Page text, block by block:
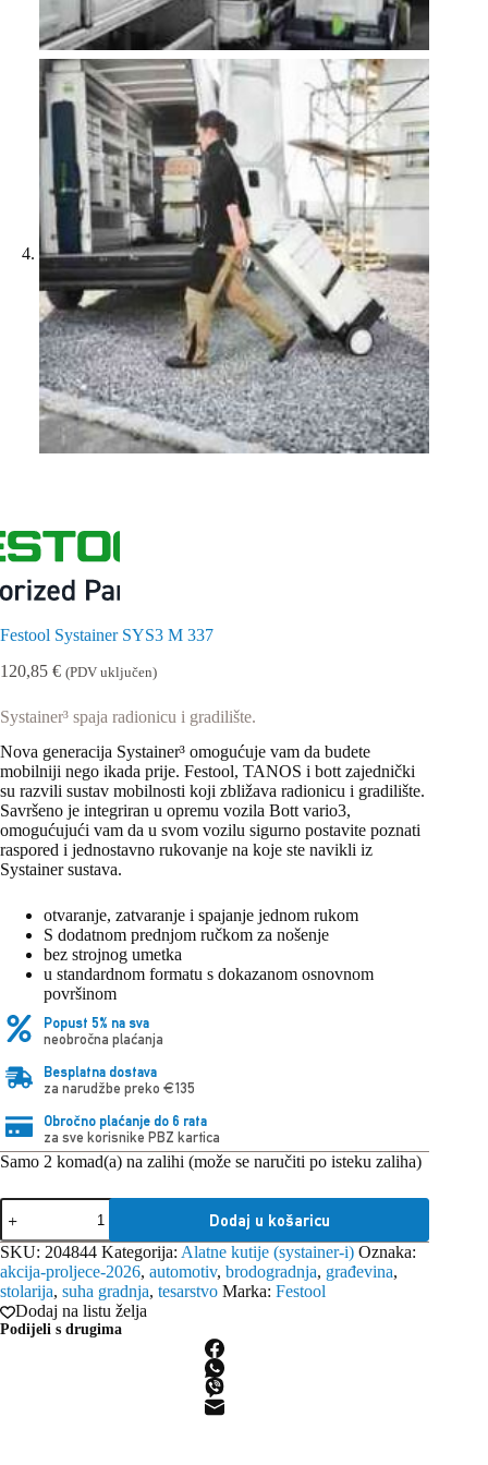
Festool Systainer SYS3 M 337
120,85 € (PDV uključen)
Systainer³ spaja radionicu i gradilište.
Nova generacija Systainer³ omogućuje vam da budete
mobilniji nego ikada prije. Festool, TANOS i bott zajednički
su razvili sustav mobilnosti koji zbližava radionicu i gradilište.
Savršeno je integriran u opremu vozila Bott vario3,
omogućujući vam da u svom vozilu sigurno postavite poznati
raspored i jednostavno rukovanje na koje ste navikli iz
Systainer sustava.
otvaranje, zatvaranje i spajanje jednom rukom
S dodatnom prednjom ručkom za nošenje
bez strojnog umetka
u standardnom formatu s dokazanom osnovnom
površinom
Popust 5% na sva
neobročna plaćanja
Besplatna dostava
za narudžbe preko €135
Obročno plaćanje do 6 rata
za sve korisnike PBZ kartica
Samo 2 komad(a) na zalihi (može se naručiti po isteku zaliha)
Festool
Systainer
SYS3
M
337
količina
Dodaj u košaricu
SKU: 204844 Kategorija: Alatne kutije (systainer-i) Oznaka:
akcija-proljece-2026, automotiv, brodogradnja, građevina,
stolarija, suha gradnja, tesarstvo Marka: Festool
Dodaj na listu želja
Podijeli s drugima